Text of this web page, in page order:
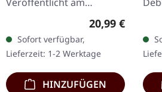
13.01.2023, auf Massacre
Records. Dunkelgrünes
Doppel-Vinyl im Gatefold-
Cover. Eisregen kehrt
mit…
Regulärer Preis:
20,99 €
Sofort verfügbar,
Lieferzeit: 1-2 Werktage
HINZUFÜGEN